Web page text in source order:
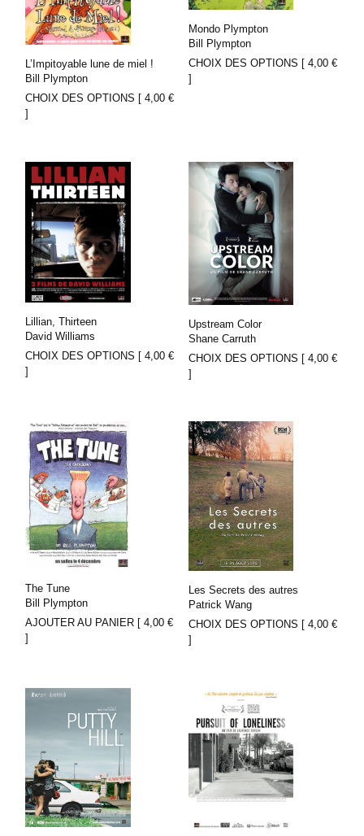
L’Impitoyable lune de miel !
Bill Plympton
CHOIX DES OPTIONS [4,00€
]
Mondo Plympton
Bill Plympton
CHOIX DES OPTIONS [ 4,00 €
]
Lillian, Thirteen
David Williams
CHOIX DES OPTIONS [4,00€
]
Upstream Color
Shane Carruth
CHOIX DES OPTIONS [ 4,00 €
]
The Tune
Bill Plympton
AJOUTER AU PANIER [4,00€
]
Les Secrets des autres
Patrick Wang
CHOIX DES OPTIONS [ 4,00 €
]